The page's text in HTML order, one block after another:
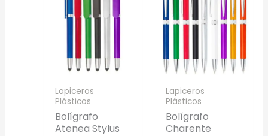
Lapiceros
Plásticos
Bolígrafo
Atenea Stylus
Lapiceros
Plásticos
Bolígrafo
Charente